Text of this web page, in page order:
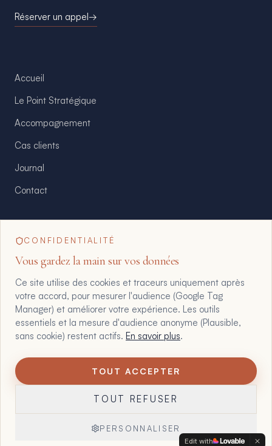
Réserver un appel→
Accueil
Le Point Stratégique
Accompagnement
Cas clients
Journal
Contact
floriane@maltote-consult.fr
+33 6 07 25 61 61
WhatsApp direct
Maltote Consulting · Tous droits réservés
1
CONFIDENTIALITÉ
Vous gardez la main sur vos données
Ce site utilise des cookies et traceurs uniquement après
votre accord, pour mesurer l'audience (Google Tag
Manager) et améliorer votre expérience. Les outils
essentiels et la mesure d'audience anonyme (Plausible,
sans cookie) restent actifs. En savoir plus.
TOUT ACCEPTER
TOUT REFUSER
PERSONNALISER
Edit with